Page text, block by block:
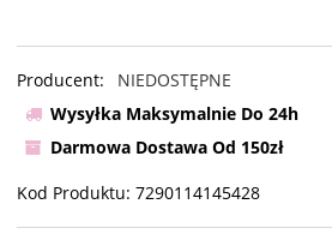
Producent:
NIEDOSTĘPNE
Wysyłka Maksymalnie Do 24h
Darmowa Dostawa Od 150zł
Kod Produktu: 7290114145428